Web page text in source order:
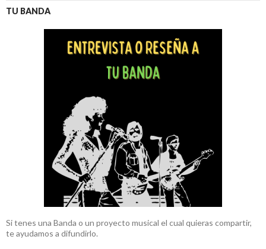
TU BANDA
Si tenes una Banda o un proyecto musical el cual quieras compartir,
te ayudamos a difundirlo.